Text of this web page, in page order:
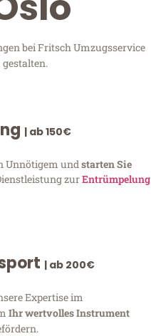
bei Fritsch Umzugsservice
| ab 150€
Unnötigem und starten Sie
zurEntrümpelung
| ab 200€
Expertise im
Ihr wertvolles Instrument